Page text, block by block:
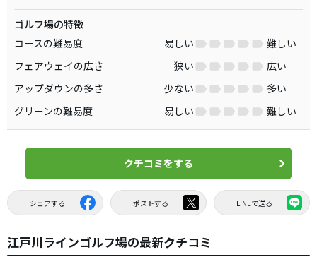
ゴルフ場の特徴
コースの難易度
易しい
難しい
フェアウェイの広さ
狭い
広い
アップダウンの多さ
少ない
多い
グリーンの難易度
易しい 難しい
クチコミをする
シェアする ポストする LINEで送る
江戸川ラインゴルフ場の最新クチコミ